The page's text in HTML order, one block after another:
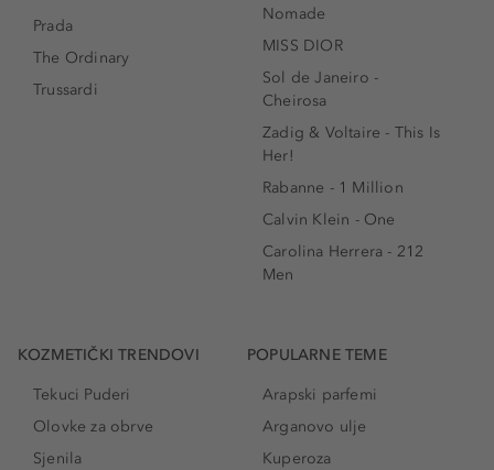
Prada
The Ordinary
Trussardi
Nomade
MISS DIOR
Sol de Janeiro -
Cheirosa
Zadig & Voltaire - This Is
Her!
Rabanne - 1 Million
Calvin Klein - One
Carolina Herrera - 212
Men
KOZMETIČKI TRENDOVI
Tekuci Puderi
Olovke za obrve
Sjenila
POPULARNE TEME
Arapski parfemi
Arganovo ulje
Kuperoza